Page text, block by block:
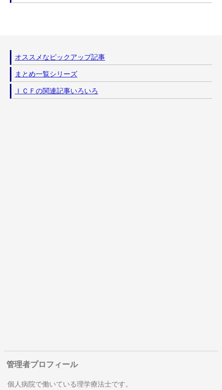
オススメなピックアップ記事
まとめ一覧シリーズ
ＩＣＦの関連記事いろいろ
管理者プロフィール
個人病院で働いている理学療法士です。